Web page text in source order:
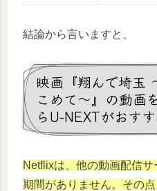
結論から言いますと、
映画『翔んで埼玉
こめて～』の動画
らU-NEXTがおすす
Netflixは、他の動画配信
期間がありません。その